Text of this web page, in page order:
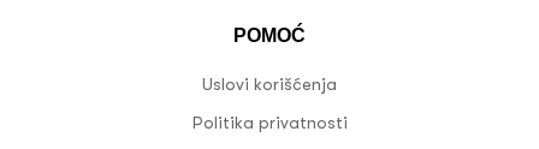
POMOĆ
Uslovi korišćenja
Politika privatnosti